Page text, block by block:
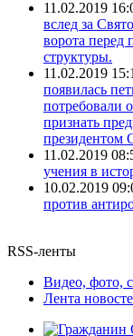
11.02.2019
вслед за
ворота перед
структуры.
11.02.2019
появилась
потребовали
признать
президентом
11.02.2019
учения в
10.02.2019
против
RSS-ленты
Видео, фото,
Лента